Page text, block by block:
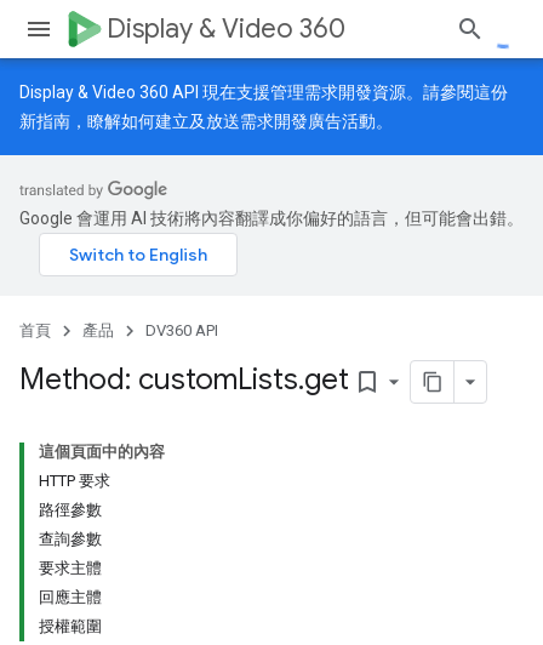
Display & Video 360
Display & Video 360 API 現在支援管理需求開發資源。請參閱這份
新指南 ，瞭解如何建立及放送需求開發廣告活動。
Google 會運用 AI 技術將內容翻譯成你偏好的語言，但可能會出錯。
首頁 產品 DV360 API
Method: customLists.get bookmark_border
這個頁面中的內容
HTTP 要求
路徑參數
查詢參數
要求主體
回應主體
授權範圍